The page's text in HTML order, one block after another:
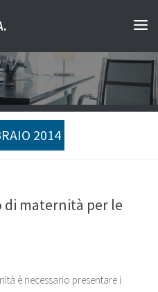
2014
di maternità per le
è necessario presentare i